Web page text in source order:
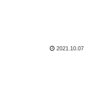
2021.10.07